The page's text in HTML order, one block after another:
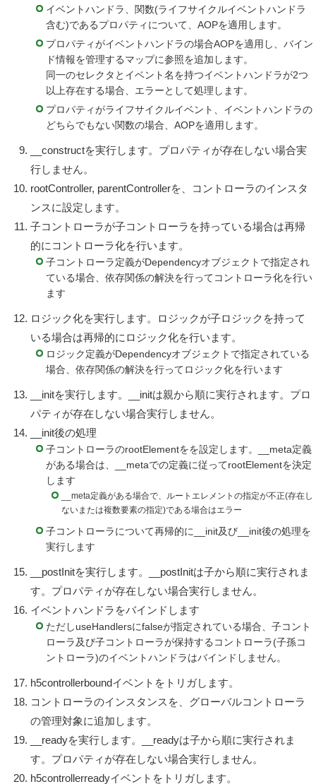
イベントハンドラ、関数(ライフサイクルイベントハンドラ
含む)であるプロパティについて、AOPを適用します。
プロパティがイベントハンドラの場合AOPを適用し、バイン
ド情報を管理するマップに参照を追加します。
同一のセレクタとイベント名を持つイベントハンドラが2つ
以上存在する場合、エラーとして処理します。
プロパティがライフサイクルイベント、イベントハンドラの
どちらでもない関数の場合、AOPを適用します。
__constructを実行します。プロパティが存在しない場合実
行しません。
rootController, parentControllerを、コントローラのインスタ
ンスに設定します。
子コントローラが子コントローラを持っている場合は再帰
的にコントローラ化を行います。
子コントローラ定義がDependencyオブジェクトで指定され
ている場合、依存関係の解決を行ってコントローラ化を行い
ます
ロジック化を実行します。ロジックが子ロジックを持って
いる場合は再帰的にロジック化を行います。
ロジック定義がDependencyオブジェクトで指定されている
場合、依存関係の解決を行ってロジック化を行います
__initを実行します。__initは親から順に実行されます。プロ
パティが存在しない場合実行しません。
__init後の処理
子コントローラのrootElementをを設定します。__meta定義
がある場合は、__metaでの定義に従ってrootElementを決定
します
__meta定義がある場合で、ルートエレメントの指定が不正(存在し
ないまたは複数要素の指定)である場合はエラー
子コントローラについて再帰的に__init及び__init後の処理を
実行します
__postInitを実行します。__postInitは子から順に実行されま
す。プロパティが存在しない場合実行しません。
イベントハンドラをバインドします
ただしuseHandlersにfalseが指定されている場合、子コント
ローラ及び子コントローラが保持するコントローラ(子孫コ
ントローラ)のイベントハンドラはバインドしません。
h5controllerboundイベントをトリガします。
コントローラのインスタンスを、グローバルコントローラ
の管理対象に追加します。
__readyを実行します。__readyは子から順に実行されま
す。プロパティが存在しない場合実行しません。
h5controllerreadyイベントをトリガします。